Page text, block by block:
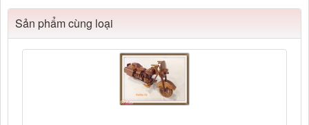
Sản phẩm cùng loại